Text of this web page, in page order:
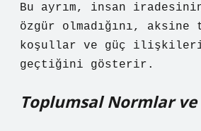
Bu ayrım, insan iradesinin
özgür olmadığını, aksine
koşullar ve güç
geçtiğini gösterir.
Toplumsal Normlar